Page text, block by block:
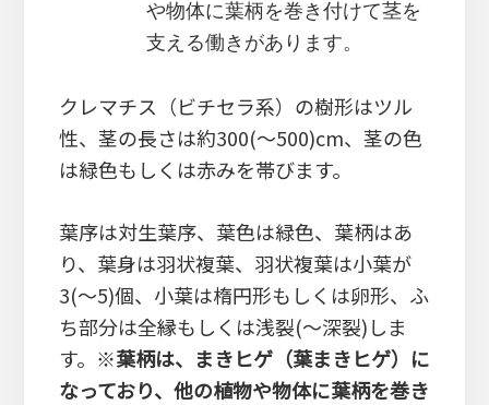
や物体に葉柄を巻き付けて茎を
支える働きがあります。
クレマチス（ビチセラ系）の樹形はツル
性、茎の長さは約300(～500)cm、茎の色
は緑色もしくは赤みを帯びます。
葉序は対生葉序、葉色は緑色、葉柄はあ
り、葉身は羽状複葉、羽状複葉は小葉が
3(～5)個、小葉は楕円形もしくは卵形、ふ
ち部分は全縁もしくは浅裂(～深裂)しま
す。※葉柄は、まきヒゲ（葉まきヒゲ）に
なっており、他の植物や物体に葉柄を巻き